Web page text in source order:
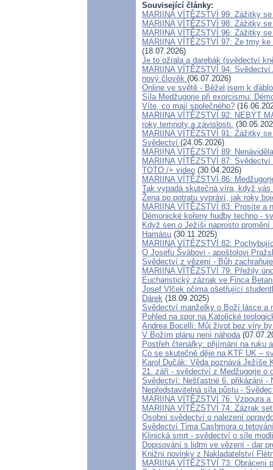
Související články:
MARIINA VÍTĚZSTVÍ 99: Zážitky
MARIINA VÍTĚZSTVÍ 98: Zážitky
MARIINA VÍTĚZSTVÍ 96: Zážitky
MARIINA VÍTĚZSTVÍ 97: Ze tmy
(18.07.2026)
Je to ožrala a darebák (svědectví
MARIINA VÍTĚZSTVÍ 94:
nový člověk (06.07.2026)
Online ve světě - Běžel jsem k
Síla Medžugorje při exorcismu:
Víte, co mají společného?
MARIINA VÍTĚZSTVÍ 92: NEBÝT
roky temnoty a závislosti.
MARIINA VÍTĚZSTVÍ 91: Zážitky
Svědectví (24.05.2026)
MARIINA VÍTĚZSTVÍ 89:
MARIINA VÍTĚZSTVÍ 87:
TOTO /+ video (30.04.2026)
MARIINA VÍTĚZSTVÍ 86:
Tak vypadá skutečná víra, když
Žena po potratu vypráví, jak roky
MARIINA VÍTĚZSTVÍ 83: Prosíte a
Démonické kořeny hudby techno -
Když sen o Ježíši naprosto
Hamásu (30.11.2025)
MARIINA VÍTĚZSTVÍ 82:
O Josefu Švábovi - apoštolovi
Svědectví z vězení - Bůh zachraňuje
MARIINA VÍTĚZSTVÍ 79: Přežily
Eucharistický zázrak ve Finca
Josef Vlček očima ošetřující
Dárek (18.09.2025)
Svědectví manželky o Boží lásce a
Pohled na spor na Katolické
Andrea Bocelli: Můj život bez víry
V Božím plánu není náhoda
Postřeh čtenářky: přijímání na
Co se skutečně děje na KTF UK –
Karol Dučák: Věda poznává Ježíše
21. září - svědectví z Medžugorje o
Svědectví: Nešťastné 6. přikázání -
Nepředstavitelná síla půstu -
MARIINA VÍTĚZSTVÍ 76: Vzpoura
MARIINA VÍTĚZSTVÍ 74: Zázrak
Osobní svědectví o nalezení
Svědectví Tima Cashmora o
Klinická smrt - svědectví o síle
Dopisování s lidmi ve vězení - dar
Knižní novinky z Nakladatelství
MARIINA VÍTĚZSTVÍ 73: Obrácení